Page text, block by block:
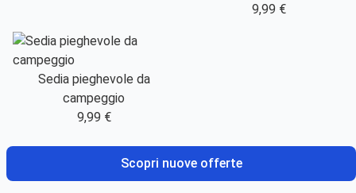
9,99 €
Sedia pieghevole da
campeggio
9,99 €
Scopri nuove offerte